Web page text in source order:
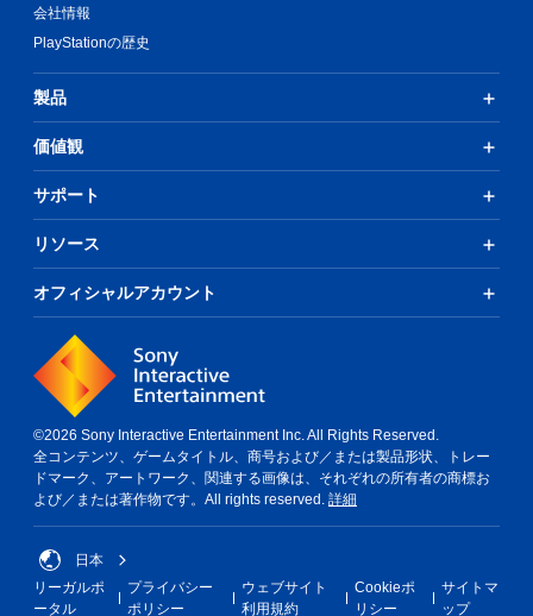
会社情報
PlayStationの歴史
製品
価値観
サポート
リソース
オフィシャルアカウント
©2026 Sony Interactive Entertainment Inc. All Rights Reserved.
全コンテンツ、ゲームタイトル、商号および／または製品形状、トレー
ドマーク、アートワーク、関連する画像は、それぞれの所有者の商標お
よび／または著作物です。All rights reserved. 詳細
日本
リーガルポ
ータル
プライバシー
ポリシー
ウェブサイト
利用規約
Cookieポ
リシー
サイトマ
ップ